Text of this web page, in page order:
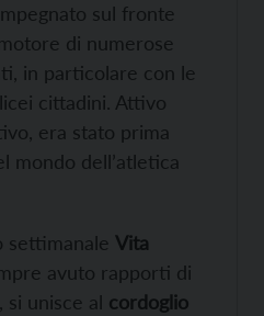
sul fronte
di numerose
in particolare con le
cittadini. Attivo
era stato prima
mondo dell’atletica
settimanale Vita
avuto rapporti di
si unisce al cordoglio